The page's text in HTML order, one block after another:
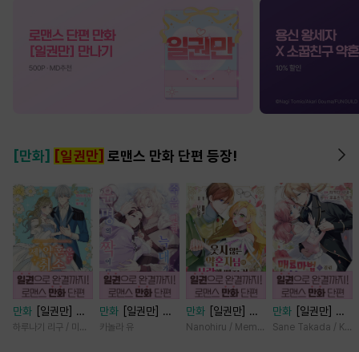
[만화] [일권만] 로맨스 만화 단편 등장!
만화
[일권만] 제
약혼은 취소되었습
하루나기 리구 / 미즈메
만화
[일권만] 죽
을 뻔한 늑대가 운
카놀라 유
만화
[일권만] 웃
지 않는 약혼자님
Nanohiru / Memeko
만화
[일권만] 매
료 마법에 걸린 척
Sane Takada /